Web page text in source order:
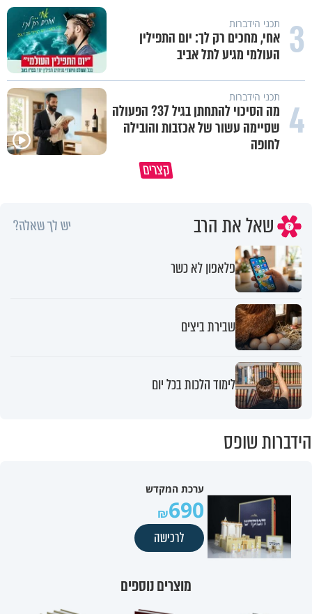
3 תכני הידברות
אחי, מחכים רק לך: יום התפילין
העולמי מגיע לתל אביב
4 תכני הידברות
מה הסיכוי להתחתן בגיל 37? הפעולה
שסיימה עשור של אכזבות והובילה
לחופה
קצרים
שאל את הרב יש לך שאלה?
פלאפון לא כשר
שבירת ביצים
לימוד הלכות בכל יום
הידברות שופס
ערכת המקדש
690
לרכישה
מוצרים נוספים